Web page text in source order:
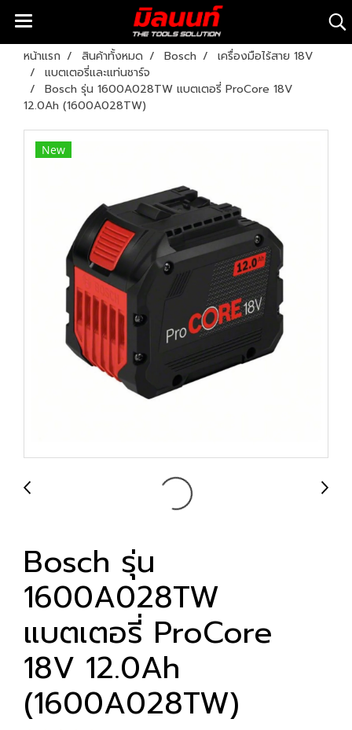
หน้าแรก สินค้าทั้งหมด Bosch
เครื่องมือไร้สาย 18V
แบตเตอรี่และแท่นชาร์จ
Bosch รุ่น 1600A028TW แบตเตอรี่ ProCore 18V
12.0Ah (1600A028TW)
New
Bosch รุ่น
1600A028TW
แบตเตอรี่ ProCore
18V 12.0Ah
(1600A028TW)